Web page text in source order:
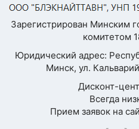
Зарегистрирован Минским
комитетом
Юридический адрес:
Минск, ул.
Дисконт-
Всегда
Прием заявок на